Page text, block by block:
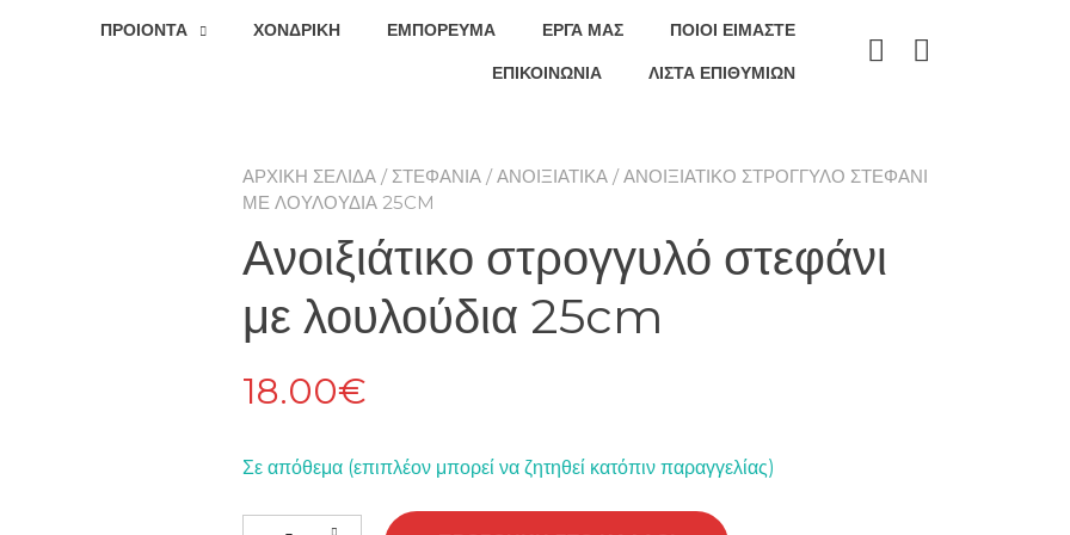
ΠΡΟΙΟΝΤΑ ΧΟΝΔΡΙΚΉ ΕΜΠΌΡΕΥΜΑ ΕΡΓΑ ΜΑΣ
ΠΟΙΟΊ ΕΊΜΑΣΤΕ
ΕΠΙΚΟΙΝΩΝΊΑ
ΛΊΣΤΑ ΕΠΙΘΥΜΙΏΝ
ΑΡΧΙΚΉ ΣΕΛΊΔΑ / ΣΤΕΦΆΝΙΑ /ΑΝΟΙΞΙΆΤΙΚΑ / ΑΝΟΙΞΙΆΤΙΚΟ ΣΤΡΟΓΓΥΛΌ ΣΤΕΦΆΝΙ
ΜΕ ΛΟΥΛΟΎΔΙΑ 25CM
Ανοιξιάτικο στρογγυλό στεφάνι
με λουλούδια 25cm
18.00€
Σε απόθεμα (επιπλέον μπορεί να ζητηθεί κατόπιν παραγγελίας)
Ανοιξιάτικο στρογγυλό στεφάνι με λουλούδια 25cm ποσότητα